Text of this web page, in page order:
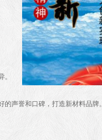
声誉和口碑，打造新材料品牌。